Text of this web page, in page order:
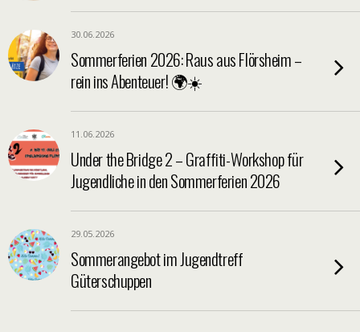
30.06.2026
Sommerferien 2026: Raus aus Flörsheim –
rein ins Abenteuer! 🌍☀️
11.06.2026
Under the Bridge 2 – Graffiti-Workshop für
Jugendliche in den Sommerferien 2026
29.05.2026
Sommerangebot im Jugendtreff
Güterschuppen